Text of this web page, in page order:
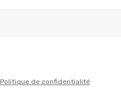
Politique de confidentialité